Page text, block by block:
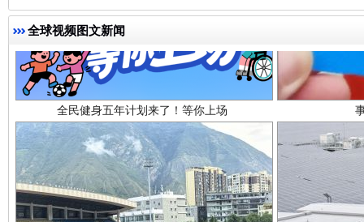
全球视频图文新闻
全民健身五年计划来了！等你上场